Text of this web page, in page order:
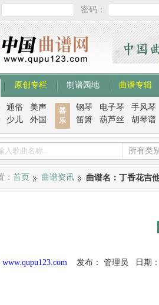
密码：
原创专栏 制谱园地 曲谱专辑
通俗
美声
少儿 外国
器
乐
钢琴 电子琴 手风琴
笛箫
葫芦丝 胡琴谱
所有类别
： 首页 曲谱资讯 曲谱名：丁香花吉
www.qupu123.com 发布： 管理员 日期：